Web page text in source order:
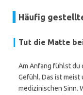
Häufig
Tut die Matte
Am Anfang fühlst du
Gefühl. Das ist meist
medizinischen Sinn.